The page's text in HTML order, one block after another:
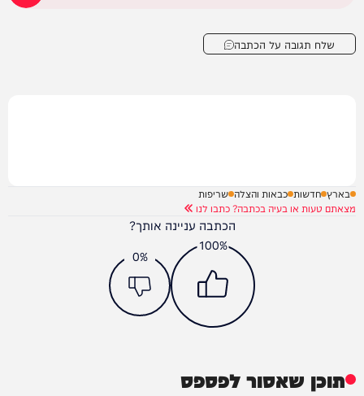
שלח תגובה על הכתבה
בארץ חדשות כבאות והצלה שריפות
מצאתם טעות או בעיה בכתבה? כתבו לנו
הכתבה עניינה אותך?
100%
0%
תוכן שאסור לפספס